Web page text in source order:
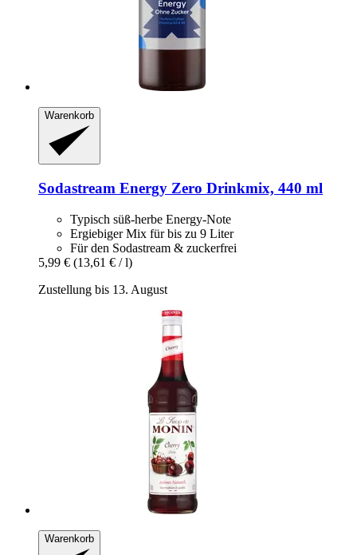
Warenkorb
Sodastream Energy Zero Drinkmix, 440 ml
Typisch süß-herbe Energy-Note
Ergiebiger Mix für bis zu 9 Liter
Für den Sodastream & zuckerfrei
5,99 € (13,61 € / l)
Zustellung bis 13. August
Warenkorb